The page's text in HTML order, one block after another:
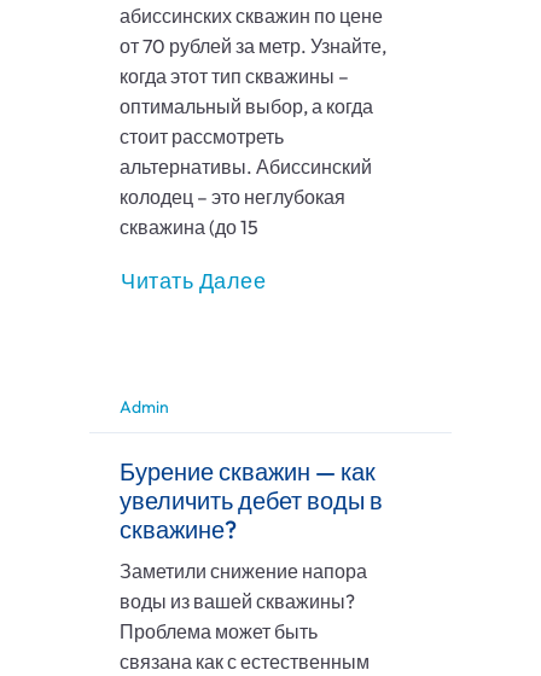
абиссинских скважин по цене
от 70 рублей за метр. Узнайте,
когда этот тип скважины –
оптимальный выбор, а когда
стоит рассмотреть
альтернативы. Абиссинский
колодец – это неглубокая
скважина (до 15
Читать Далее
Admin
Бурение скважин — как
увеличить дебет воды в
скважине?
Заметили снижение напора
воды из вашей скважины?
Проблема может быть
связана как с естественным